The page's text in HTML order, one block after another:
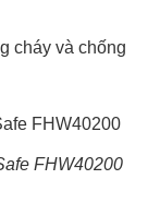
cháy và chống
FHW40200